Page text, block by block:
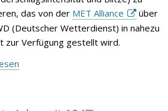
das von der MET Alliance
über
(Deutscher Wetterdienst) in nahezu
zur Verfügung gestellt wird.